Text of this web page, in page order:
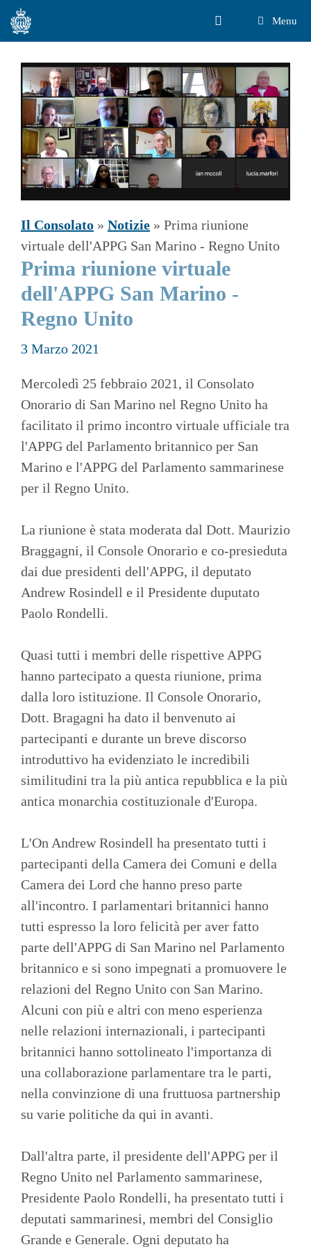
Vai
Menu
Il Consolato » Notizie » Prima riunione
virtuale dell'APPG San Marino - Regno Unito
Prima riunione virtuale
dell'APPG San Marino -
Regno Unito
3 Marzo 2021
Mercoledì 25 febbraio 2021, il Consolato
Onorario di San Marino nel Regno Unito ha
facilitato il primo incontro virtuale ufficiale tra
l'APPG del Parlamento britannico per San
Marino e l'APPG del Parlamento sammarinese
per il Regno Unito.
La riunione è stata moderata dal Dott. Maurizio
Braggagni, il Console Onorario e co-presieduta
dai due presidenti dell'APPG, il deputato
Andrew Rosindell e il Presidente duputato
Paolo Rondelli.
Quasi tutti i membri delle rispettive APPG
hanno partecipato a questa riunione, prima
dalla loro istituzione. Il Console Onorario,
Dott. Bragagni ha dato il benvenuto ai
partecipanti e durante un breve discorso
introduttivo ha evidenziato le incredibili
similitudini tra la più antica repubblica e la più
antica monarchia costituzionale d'Europa.
L'On Andrew Rosindell ha presentato tutti i
partecipanti della Camera dei Comuni e della
Camera dei Lord che hanno preso parte
all'incontro. I parlamentari britannici hanno
tutti espresso la loro felicità per aver fatto
parte dell'APPG di San Marino nel Parlamento
britannico e si sono impegnati a promuovere le
relazioni del Regno Unito con San Marino.
Alcuni con più e altri con meno esperienza
nelle relazioni internazionali, i partecipanti
britannici hanno sottolineato l'importanza di
una collaborazione parlamentare tra le parti,
nella convinzione di una fruttuosa partnership
su varie politiche da qui in avanti.
Dall'altra parte, il presidente dell'APPG per il
Regno Unito nel Parlamento sammarinese,
Presidente Paolo Rondelli, ha presentato tutti i
deputati sammarinesi, membri del Consiglio
Grande e Generale. Ogni deputato ha